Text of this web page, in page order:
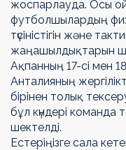
жоспарлауда. Осы
футболшылардың
түсіністігін және
жаңашылдықтарын
Ақпанның 17-сі мен
Анталияның
бірінен толық
бұл күндері команда
шектелді.
Естеріңізге сала